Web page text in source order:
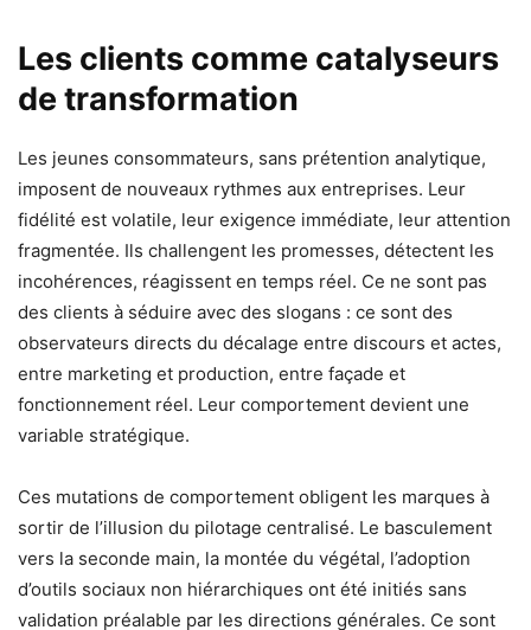
Les clients comme catalyseurs
de transformation
Les jeunes consommateurs, sans prétention analytique,
imposent de nouveaux rythmes aux entreprises. Leur
fidélité est volatile, leur exigence immédiate, leur attention
fragmentée. Ils challengent les promesses, détectent les
incohérences, réagissent en temps réel. Ce ne sont pas
des clients à séduire avec des slogans : ce sont des
observateurs directs du décalage entre discours et actes,
entre marketing et production, entre façade et
fonctionnement réel. Leur comportement devient une
variable stratégique.
Ces mutations de comportement obligent les marques à
sortir de l’illusion du pilotage centralisé. Le basculement
vers la seconde main, la montée du végétal, l’adoption
d’outils sociaux non hiérarchiques ont été initiés sans
validation préalable par les directions générales. Ce sont